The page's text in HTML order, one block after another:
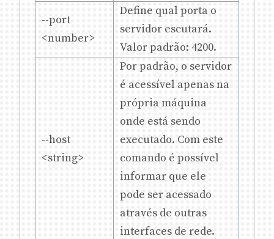
--port
<number>
Define qual porta o
servidor escutará.
Valor padrão: 4200.
--host
<string>
Por padrão, o servidor
é acessível apenas na
própria máquina
onde está sendo
executado. Com este
comando é possível
informar que ele
pode ser acessado
através de outras
interfaces de rede.